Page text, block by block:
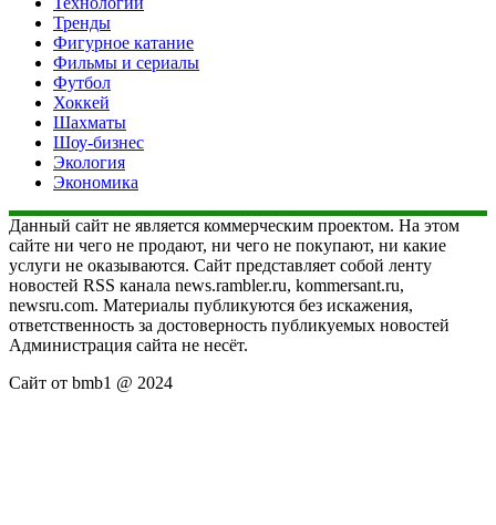
Тренды
Фигурное катание
Фильмы и сериалы
Футбол
Хоккей
Шахматы
Шоу-бизнес
Экология
Экономика
Данный сайт не является коммерческим проектом. На этом
сайте ни чего не продают, ни чего не покупают, ни какие
услуги не оказываются. Сайт представляет собой ленту
новостей RSS канала news.rambler.ru, kommersant.ru,
newsru.com. Материалы публикуются без искажения,
ответственность за достоверность публикуемых новостей
Администрация сайта не несёт.
Сайт от bmb1 @ 2024